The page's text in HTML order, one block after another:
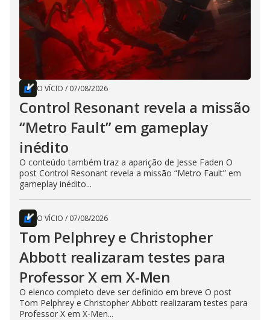
O VÍCIO / 07/08/2026
Control Resonant revela a missão
“Metro Fault” em gameplay
inédito
O conteúdo também traz a aparição de Jesse Faden O
post Control Resonant revela a missão “Metro Fault” em
gameplay inédito...
O VÍCIO / 07/08/2026
Tom Pelphrey e Christopher
Abbott realizaram testes para
Professor X em X-Men
O elenco completo deve ser definido em breve O post
Tom Pelphrey e Christopher Abbott realizaram testes para
Professor X em X-Men...